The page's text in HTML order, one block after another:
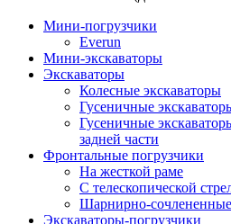
Мини-погрузчики
Everun
Мини-экскаваторы
Экскаваторы
Колесные экскаваторы
Гусеничные
Гусеничные
задней части
Фронтальные погрузчики
На жесткой раме
С телескопической
Шарнирно-
Экскаваторы-погрузчики